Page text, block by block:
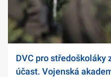
DVC pro středoškoláky
účast. Vojenská